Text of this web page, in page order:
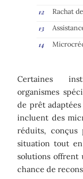
Rachat
Certaines
organismes
de prêt
incluent des
réduits, conçus
situation tout
solutions offrent
chance de